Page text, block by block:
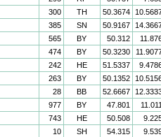
300 TH 50.3674
385 SN 50.9167
565 BY 50.312
474 BY 50.3230
242 HE 51.5337
263 BY 50.1352
28 BB 52.6667
977 BY 47.801
743 HE 50.508
10 SH 54.315